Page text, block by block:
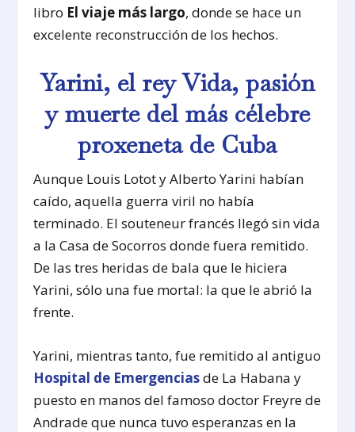
libro El viaje más largo, donde se hace un
excelente reconstrucción de los hechos.
Yarini, el rey Vida, pasión
y muerte del más célebre
proxeneta de Cuba
Aunque Louis Lotot y Alberto Yarini habían
caído, aquella guerra viril no había
terminado. El souteneur francés llegó sin vida
a la Casa de Socorros donde fuera remitido.
De las tres heridas de bala que le hiciera
Yarini, sólo una fue mortal: la que le abrió la
frente.
Yarini, mientras tanto, fue remitido al antiguo
Hospital de Emergenciasde La Habana y
puesto en manos del famoso doctor Freyre de
Andrade que nunca tuvo esperanzas en la